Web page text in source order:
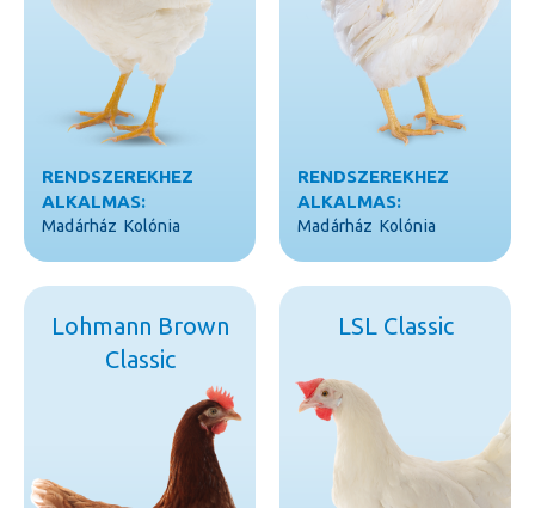
RENDSZEREKHEZ
ALKALMAS:
Madárház Kolónia
RENDSZEREKHEZ
ALKALMAS:
Madárház Kolónia
Lohmann Brown
Classic
LSL Classic